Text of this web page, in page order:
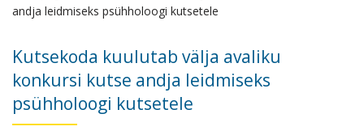
andja leidmiseks psühholoogi kutsetele
Kutsekoda kuulutab välja avaliku
konkursi kutse andja leidmiseks
psühholoogi kutsetele